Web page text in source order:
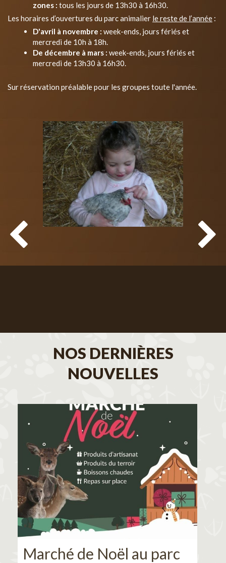
zones : tous les jours de 13h30 à 16h30.
Les horaires d’ouvertures du parc animalier le reste de l’année :
D'avril à novembre : week-ends, jours fériés et
mercredi de 10h à 18h.
De décembre à mars : week-ends, jours fériés et
mercredi de 13h30 à 16h30.
Sur réservation préalable pour les groupes toute l'année.
NOS DERNIÈRES
NOUVELLES
Marché de Noël au parc